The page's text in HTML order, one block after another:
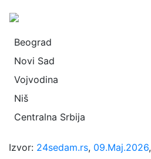
Beograd
Novi Sad
Vojvodina
Niš
Centralna Srbija
Izvor: 24sedam.rs, 09.Maj.2026